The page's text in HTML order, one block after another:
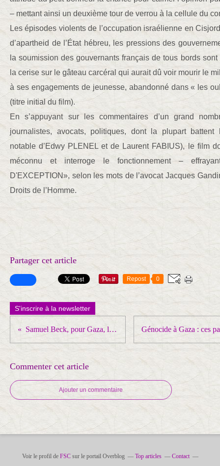
– mettant ainsi un deuxième tour de verrou à la cellule du
Les épisodes violents de l’occupation israélienne en
d’apartheid de l’État hébreu, les pressions des
la soumission des gouvernants français de tous bords
la cerise sur le gâteau carcéral qui aurait dû voir mourir le
à ses engagements de jeunesse, abandonné dans « les
(titre initial du film).
En s’appuyant sur les commentaires d’un grand
journalistes, avocats, politiques, dont la plupart battent
notable d’Edwy PLENEL et de Laurent FABIUS), le film
méconnu et interroge le fonctionnement –
D'EXCEPTION», selon les mots de l’avocat Jacques
Droits de l’Homme.
Partager cet article
Repost 0
S'inscrire à la newsletter
Samuel Beck, pour Gaza, la marionnette comme lien
Commenter cet article
Ajouter un commentaire
Voir le profil de FSCsur le portail Overblog Top articles Contact